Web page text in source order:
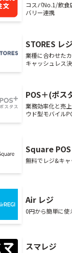
コスパNo.1/飲食
バリー連携
STORES レ
業種に合わせた
キャッシュレス
POS＋(ポス
業務効率化と売
ウド型モバイル
Square
無料でレジ&キャ
Air レジ
0円から簡単に使
スマレジ